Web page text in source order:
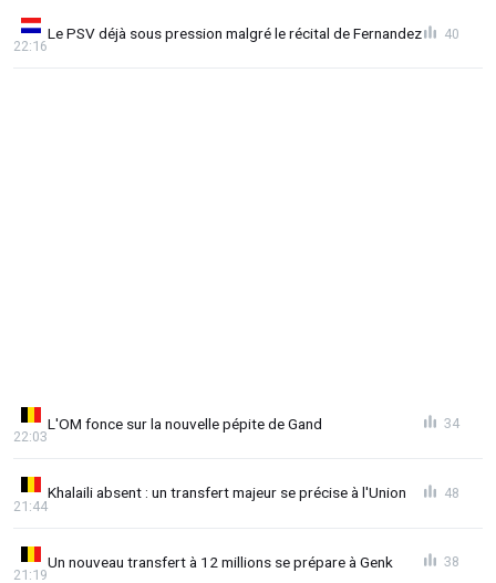
Le PSV déjà sous pression malgré le récital de Fernandez
22:16
40
L'OM fonce sur la nouvelle pépite de Gand
22:03
34
Khalaili absent : un transfert majeur se précise à l'Union
21:44
48
Un nouveau transfert à 12 millions se prépare à Genk
21:19
38